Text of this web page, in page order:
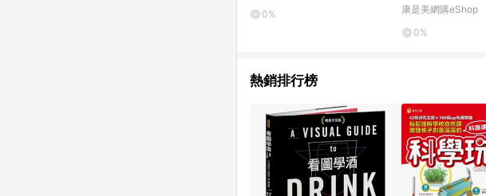
0%
康是美網購eShop
0%
熱銷排行榜